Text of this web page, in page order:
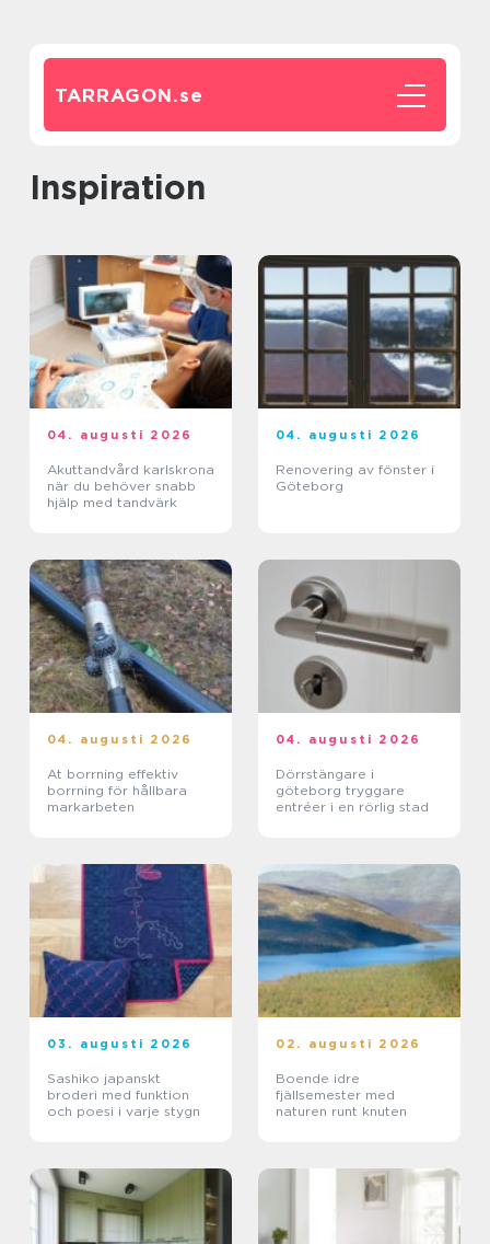
TARRAGON.se
inspiration
04. augusti 2026
Akuttandvård karlskrona
när du behöver snabb
hjälp med tandvärk
04. augusti 2026
Renovering av fönster i
Göteborg
04. augusti 2026
At borrning effektiv
borrning för hållbara
markarbeten
04. augusti 2026
Dörrstängare i
göteborg tryggare
entréer i en rörlig stad
03. augusti 2026
Sashiko japanskt
broderi med funktion
och poesi i varje stygn
02. augusti 2026
Boende idre
fjällsemester med
naturen runt knuten